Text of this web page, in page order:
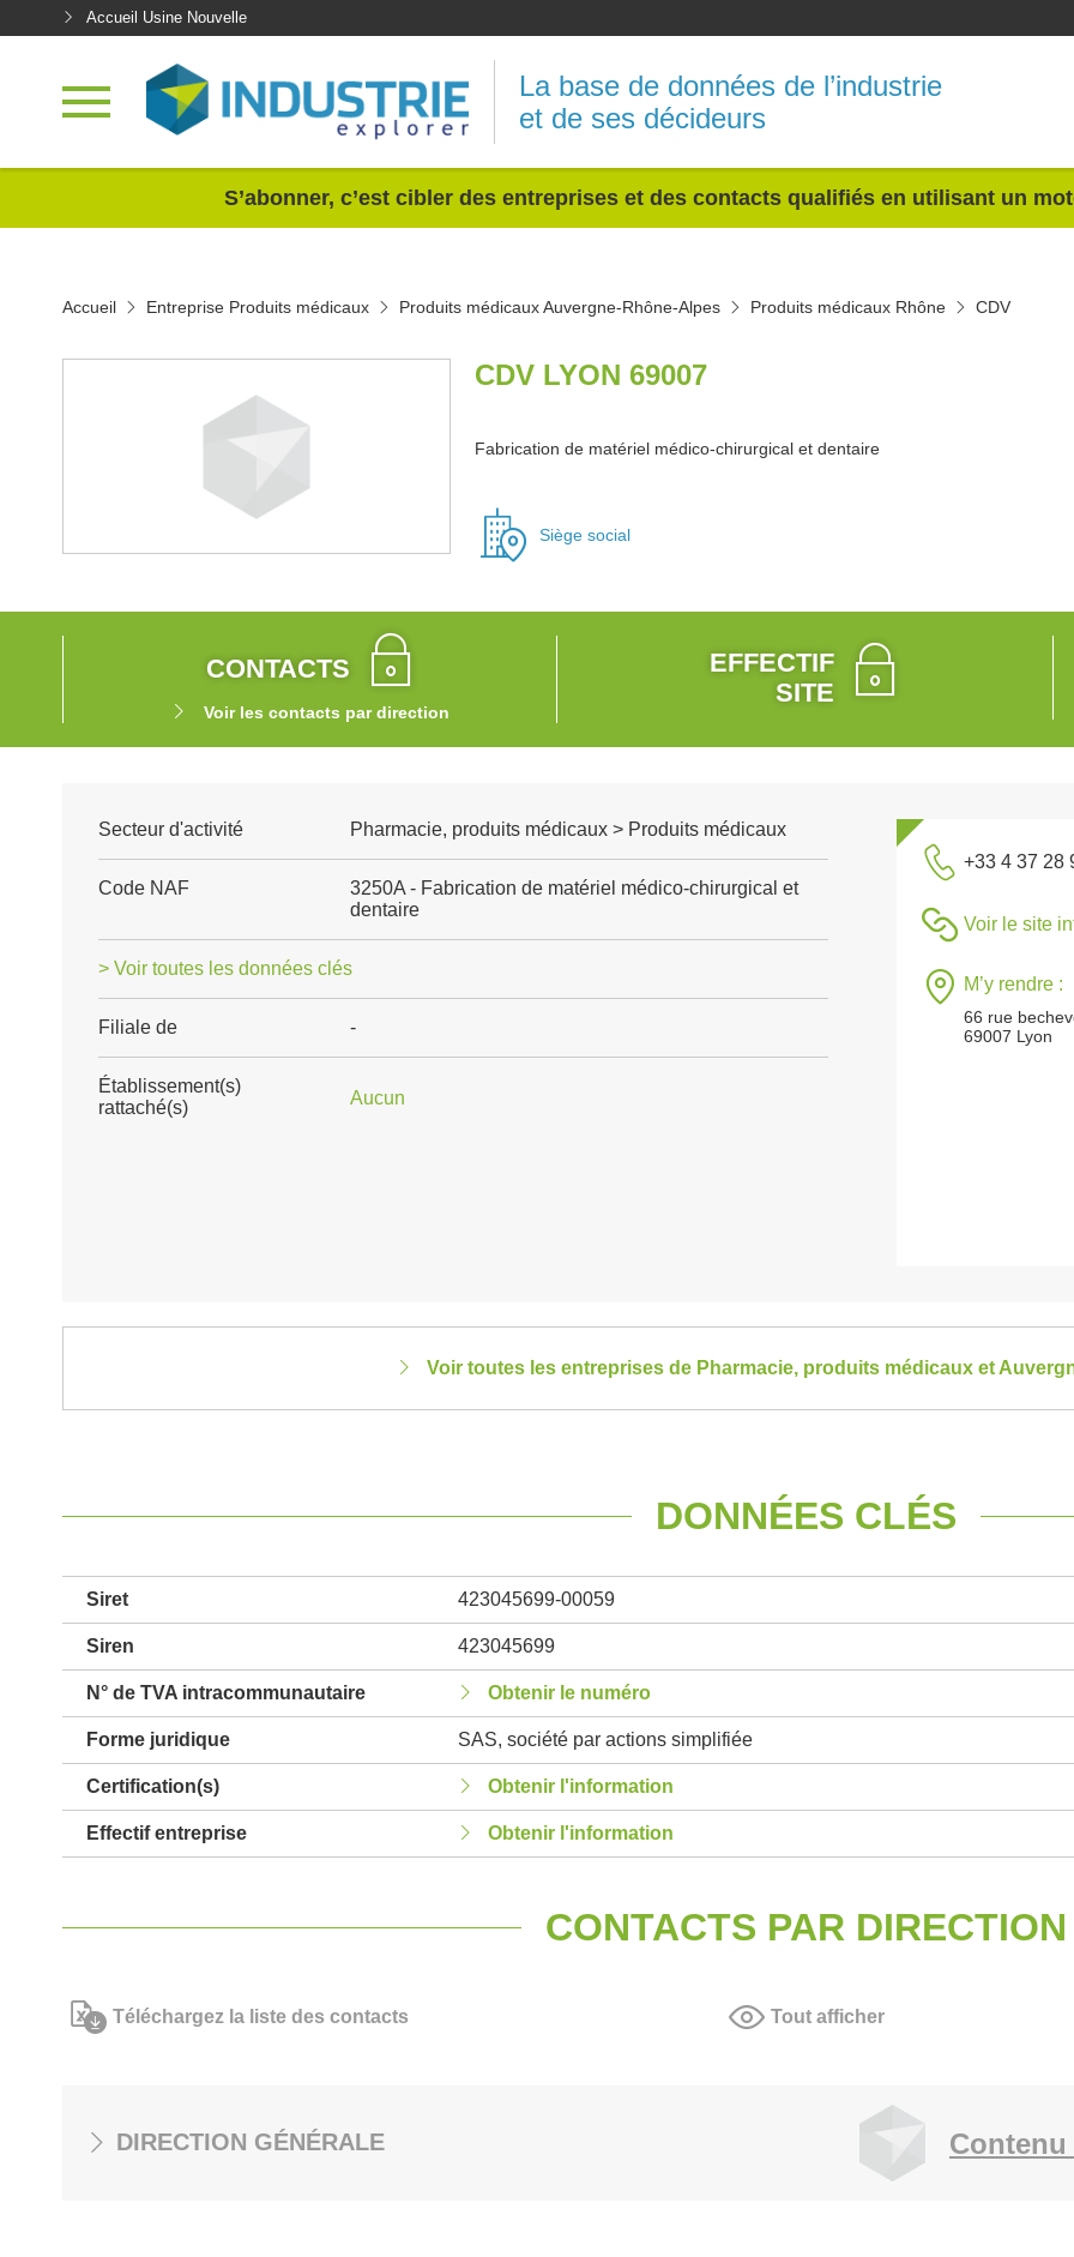
Accueil Usine Nouvelle
La base de données de l’industrie
et de ses décideurs
S’abonner, c’est cibler des entreprises et des contacts qualifiés en utilisant un
Accueil Entreprise Produits médicaux Produits médicaux Auvergne-Rhône-Alpes Produits médicaux Rhône CDV
CDV LYON 69007
Fabrication de matériel médico-chirurgical et dentaire
Siège social
CONTACTS
Voir les contacts par direction
EFFECTIF
SITE
Secteur d'activité Pharmacie, produits médicaux > Produits médicaux
Code NAF
3250A - Fabrication de matériel médico-chirurgical et
dentaire
> Voir toutes les données clés
Filiale de -
Établissement(s)
rattaché(s)
Aucun
+33 4 37 28
Voir le site
M’y rendre :
66 rue
69007 Lyon
Voir toutes les entreprises de Pharmacie, produits médicaux et
DONNÉES CLÉS
Siret 423045699-00059
Siren 423045699
N° de TVA intracommunautaire Obtenir le numéro
Forme juridique SAS, société par actions simplifiée
Certification(s) Obtenir l'information
Effectif entreprise Obtenir l'information
CONTACTS PAR DIRECTION
Téléchargez la liste des contacts Tout afficher
DIRECTION GÉNÉRALE